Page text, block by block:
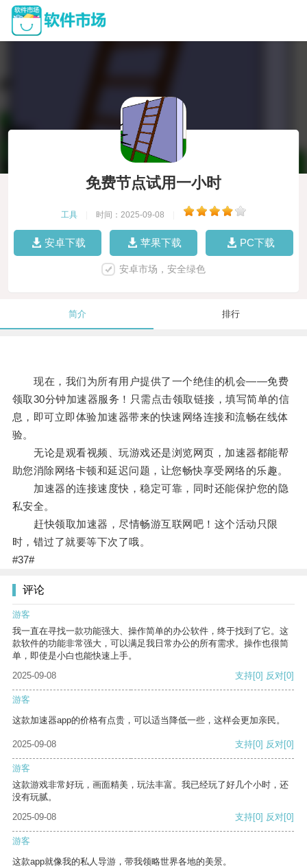
免费节点试用一小时
工具 时间：2025-09-08
安卓下载 苹果下载 PC下载
安卓市场，安全绿色
简介 排行
现在，我们为所有用户提供了一个绝佳的机会——免费
领取30分钟加速器服务！只需点击领取链接，填写简单的信
息，即可立即体验加速器带来的快速网络连接和流畅在线体
验。
无论是观看视频、玩游戏还是浏览网页，加速器都能帮
助您消除网络卡顿和延迟问题，让您畅快享受网络的乐趣。
加速器的连接速度快，稳定可靠，同时还能保护您的隐
私安全。
赶快领取加速器，尽情畅游互联网吧！这个活动只限
时，错过了就要等下次了哦。
#37#
评论
游客
我一直在寻找一款功能强大、操作简单的办公软件，终于找到了它。这
款软件的功能非常强大，可以满足我日常办公的所有需求。操作也很简
单，即使是小白也能快速上手。
2025-09-08
支持[0] 反对[0]
游客
这款加速器app的价格有点贵，可以适当降低一些，这样会更加亲民。
2025-09-08 支持[0] 反对[0]
游客
这款游戏非常好玩，画面精美，玩法丰富。我已经玩了好几个小时，还
没有玩腻。
2025-09-08
支持[0] 反对[0]
游客
这款app就像我的私人导游，带我领略世界各地的美景。